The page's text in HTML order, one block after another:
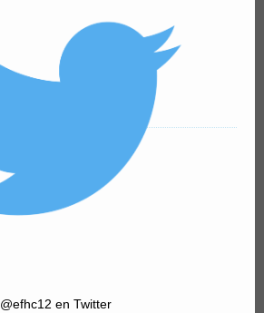
@efhc12 en Twitter